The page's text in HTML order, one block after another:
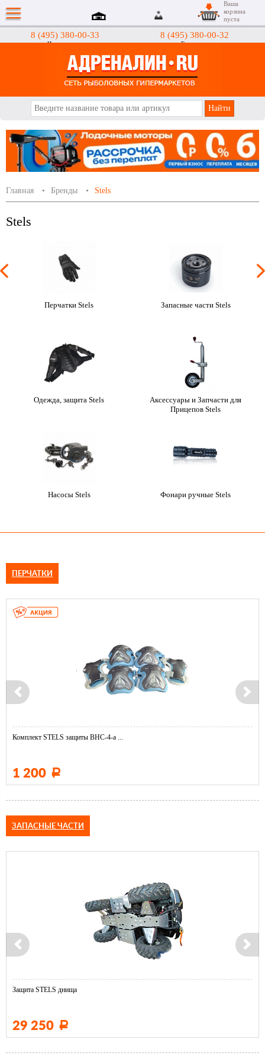
8 (495) 380-00-33
Интернет-магазин
8 (495) 380-00-32
Гипермаркеты
Ваша
корзина
пуста
Главная Бренды Stels
Stels
Перчатки Stels Запасные части Stels
Одежда, защита Stels
Аксессуары и Запчасти для
Прицепов Stels
Насосы Stels Фонари ручные Stels
ПЕРЧАТКИ
Комплект STELS защиты BHC-4-a ...
1 200 Р
ЗАПАСНЫЕ ЧАСТИ
Защита STELS днища
29 250 Р